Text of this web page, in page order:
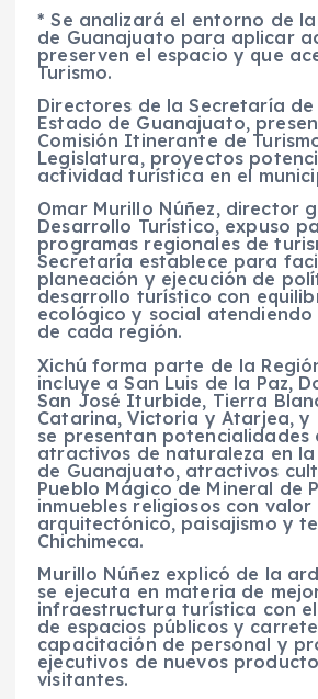
* Se analizará el entorno de
de Guanajuato para aplicar
preserven el espacio y que
Turismo.
Directores de la Secretaría de
Estado de Guanajuato,
Comisión Itinerante de
Legislatura, proyectos
actividad turística en el
Omar Murillo Núñez, director
Desarrollo Turístico, expuso
programas regionales de
Secretaría establece para
planeación y ejecución de
desarrollo turístico con
ecológico y social atendiendo
de cada región.
Xichú forma parte de la
incluye a San Luis de la Paz,
San José Iturbide, Tierra
Catarina, Victoria y Atarjea, y
se presentan potencialidades
atractivos de naturaleza en
de Guanajuato, atractivos
Pueblo Mágico de Mineral de
inmuebles religiosos con valor
arquitectónico, paisajismo y
Chichimeca.
Murillo Núñez explicó de la
se ejecuta en materia de
infraestructura turística con
de espacios públicos y
capacitación de personal y
ejecutivos de nuevos
visitantes.